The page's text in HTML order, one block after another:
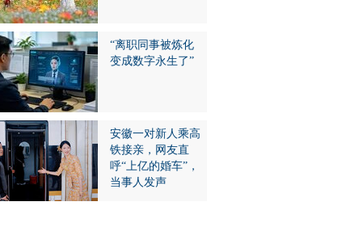
“离职同事被炼化
变成数字永生了”
安徽一对新人乘高
铁接亲，网友直
呼“上亿的婚车”，
当事人发声